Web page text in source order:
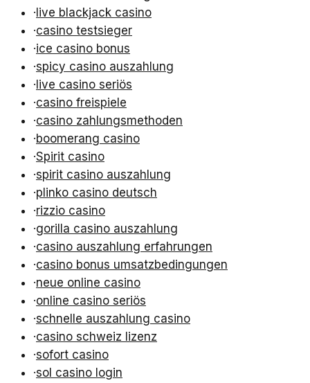
· live blackjack casino
·casino testsieger
·ice casino bonus
·spicy casino auszahlung
· live casino seriös
·casino freispiele
·casino zahlungsmethoden
·boomerang casino
·Spirit casino
·spirit casino auszahlung
·plinko casino deutsch
·rizzio casino
·gorilla casino auszahlung
·casino auszahlung erfahrungen
·casino bonus umsatzbedingungen
·neue online casino
·online casino seriös
·schnelle auszahlung casino
·casino schweiz lizenz
·sofort casino
·sol casino login